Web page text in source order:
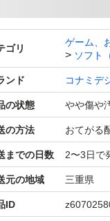
ますが…いろんな方
みませんが私がトラ
願いをする場合があり
らせの悪いをつけ
ます。
返品は、すり替え防
しくお願い致します
事故、紛失また壊
ゴリ
ゲーム、
ソフト
ンド コナミデ
の状態 やや傷や
の方法 おてがる
までの日数 2〜3日で
元の地域 三重県
ID